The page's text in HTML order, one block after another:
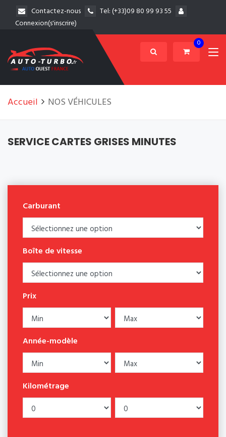
Contactez-nous Tel:(+33)09 80 99 93 55
Connexion(s'inscrire)
0
Accueil NOS VÉHICULES
SERVICE CARTES GRISES MINUTES
Carburant
Boîte de vitesse
Prix
Année-modèle
Kilométrage